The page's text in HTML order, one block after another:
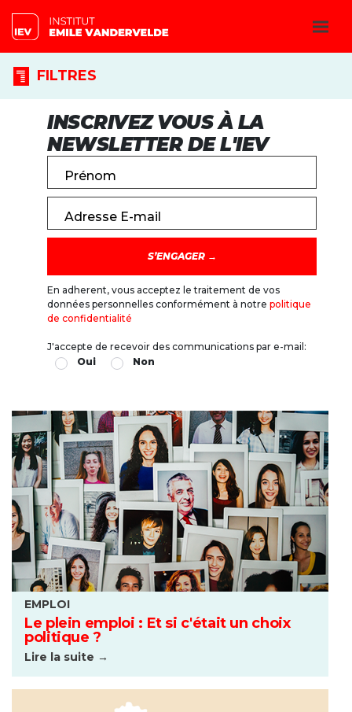
FILTRES
INSCRIVEZ VOUS À LA
NEWSLETTER DE L'IEV
Prénom
Adresse E-mail
En adherent, vous acceptez le traitement de vos
données personnelles conformément à notre politique
de confidentialité
J'accepte de recevoir des communications par e-mail:
Oui
Non
EMPLOI
Le plein emploi : Et si c'était un choix
politique ?
Lire la suite →